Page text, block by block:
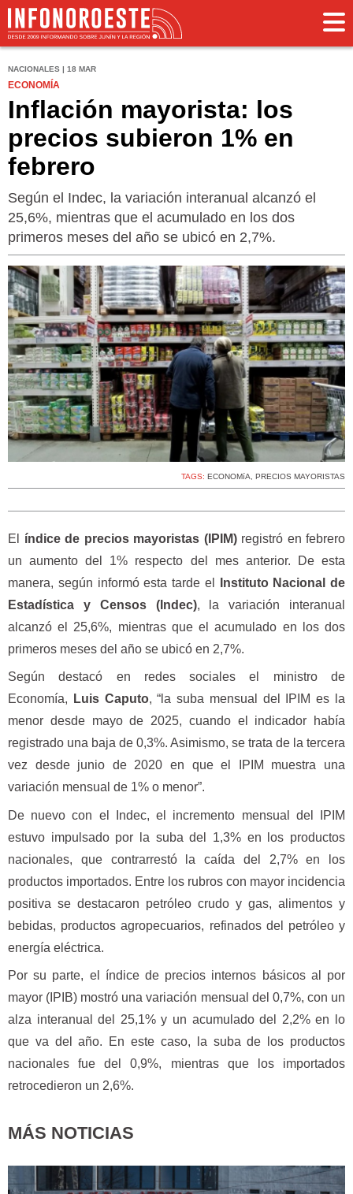
NACIONALES | 18 MAR
ECONOMÍA
Inflación mayorista: los
precios subieron 1% en
febrero
Según el Indec, la variación interanual alcanzó el
25,6%, mientras que el acumulado en los dos
primeros meses del año se ubicó en 2,7%.
TAGS: ECONOMíA, PRECIOS MAYORISTAS
El índice de precios mayoristas (IPIM) registró en febrero
un aumento del 1% respecto del mes anterior. De esta
manera, según informó esta tarde el
Instituto Nacional de
Estadística y Censos (Indec), la variación interanual
alcanzó el 25,6%, mientras que el acumulado en los dos
primeros meses del año se ubicó en 2,7%.
Según destacó en redes sociales el ministro de
Economía, Luis Caputo, “la suba mensual del IPIM es la
menor desde mayo de 2025, cuando el indicador había
registrado una baja de 0,3%. Asimismo, se trata de la tercera
vez desde junio de 2020 en que el IPIM muestra una
variación mensual de 1% o menor”.
De nuevo con el Indec, el incremento mensual del IPIM
estuvo impulsado por la suba del 1,3% en los productos
nacionales, que contrarrestó la caída del 2,7% en los
productos importados. Entre los rubros con mayor incidencia
positiva se destacaron petróleo crudo y gas, alimentos y
bebidas, productos agropecuarios, refinados del petróleo y
energía eléctrica.
Por su parte, el índice de precios internos básicos al por
mayor (IPIB) mostró una variación mensual del 0,7%, con un
alza interanual del 25,1% y un acumulado del 2,2% en lo
que va del año. En este caso, la suba de los productos
nacionales fue del 0,9%, mientras que los importados
retrocedieron un 2,6%.
MÁS NOTICIAS